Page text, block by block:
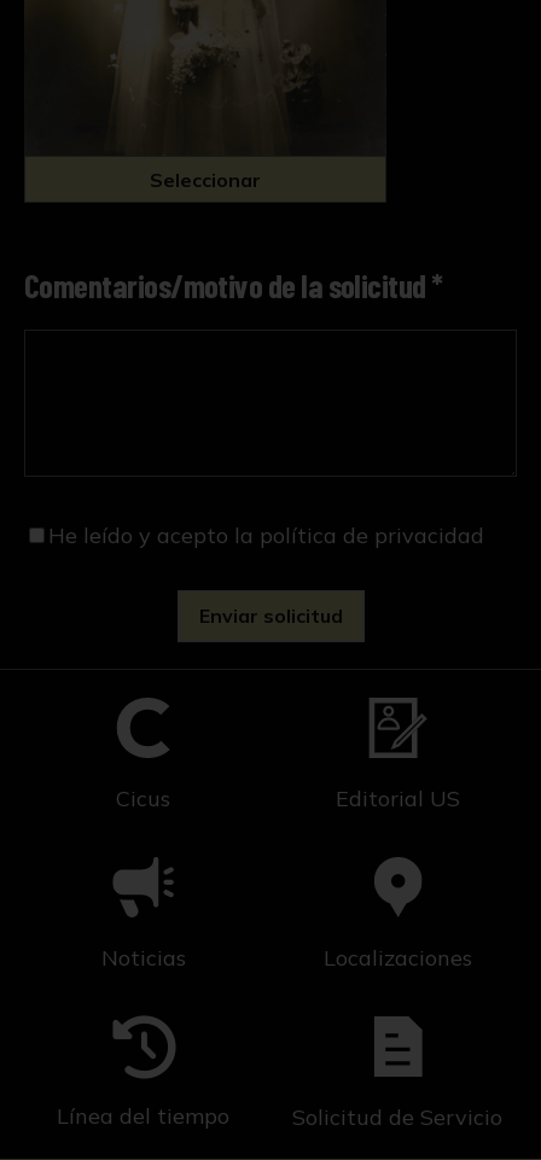
Seleccionar
Comentarios/motivo de la solicitud *
He leído y acepto la política de privacidad
Cicus Editorial US
Noticias Localizaciones
Línea del tiempo Solicitud de Servicio